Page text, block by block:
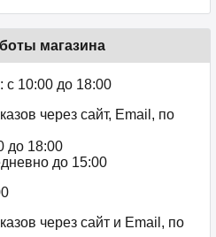
магазина
с 10:00 до 18:00
через сайт, Email, по
до 18:00
до 15:00
через сайт и Email, по